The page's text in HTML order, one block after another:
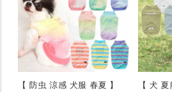
【 防虫 涼感 犬服 春夏 】
【 犬